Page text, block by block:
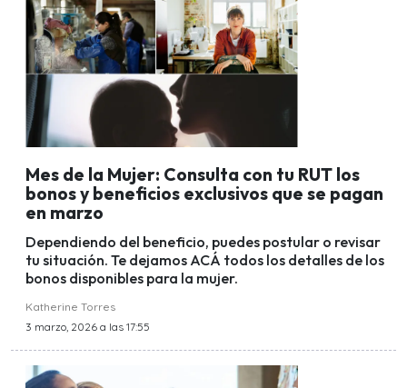
Mes de la Mujer: Consulta con tu RUT los
bonos y beneficios exclusivos que se pagan
en marzo
Dependiendo del beneficio, puedes postular o revisar
tu situación. Te dejamos ACÁ todos los detalles de los
bonos disponibles para la mujer.
Katherine Torres
3 marzo, 2026 a las 17:55